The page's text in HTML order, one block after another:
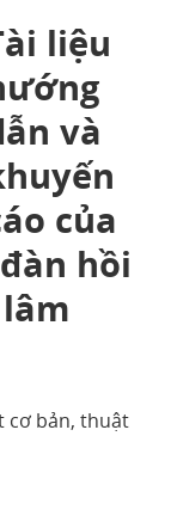
liệu
và
của
hồi
cơ bản, thuật